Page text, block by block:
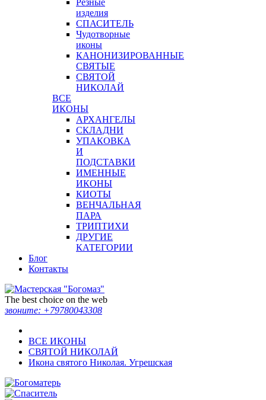
изделия
СПАСИТЕЛЬ
Чудотворные
иконы
КАНОНИЗИРОВАННЫЕ
СВЯТЫЕ
СВЯТОЙ
НИКОЛАЙ
ВСЕ
ИКОНЫ
АРХАНГЕЛЫ
СКЛАДНИ
УПАКОВКА
И
ПОДСТАВКИ
ИМЕННЫЕ
ИКОНЫ
КИОТЫ
ВЕНЧАЛЬНАЯ
ПАРА
ТРИПТИХИ
ДРУГИЕ
КАТЕГОРИИ
Блог
Контакты
The best choice on the web
звоните: +79780043308
ВСЕ ИКОНЫ
СВЯТОЙ НИКОЛАЙ
Икона святого Николая. Угрешская